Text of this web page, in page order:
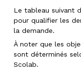
Le tableau suivant
pour qualifier les
la demande.
À noter que les
sont déterminés
Scolab.